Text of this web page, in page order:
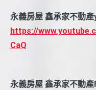
永義房屋 鑫承家不動
https://
CaQ
永義房屋 鑫承家不動產